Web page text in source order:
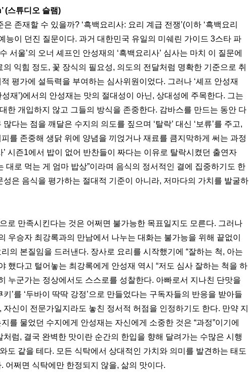
(스튜디오 슬램)
존재할 수 있을까? ‘흑백요리사: 요리 계급 전쟁’(이하 ‘흑백요리
능이 던진 질문이다. 과거 대한민국 유일의 미쉐린 가이드 3스타 파
서울’의 오너 셰프인 안성재의 ‘흑백요리사’ 심사는 마치 이 질문에
익힘 정도, 꽃 장식의 필요성, 의도의 전달처럼 명확한 기준으로 취
평가에 설득력을 부여하는 심사위원이었다. 그러나 ‘셰프 안성재
성재’)에서의 안성재는 맛의 절대성이 아닌, 상대성에 주목한다. 그는
한 개입하지 않고 그들의 방식을 존중한다. 감바스를 만드는 동안 다
다는 점을 깨달은 수지의 의도를 짚으며 ‘탈락’ 대신 ‘보류’를 주고,
를 존중해 생닭 위에 양념을 끼얹거나 재료를 큼지막하게 써는 과정
’ 시즌1에서 밥이 없어 반찬들이 짜다는 이유로 탈락시켰던 출연자
대로 먹는 게 엄마 밥상”이라며 음식의 정서적인 결에 집중하기도 한
성은 음식을 평가하는 절대적 기준이 아니라, 저마다의 가치를 발굴하
로 만족시킨다는 것은 어쩌면 불가능한 목표일지도 모른다. 그러나
우승자 최강록과의 만남에서 나누는 대화는 불가능을 위해 끝없이
의 본질임을 드러낸다. 장사로 요리를 시작했기에 “잘하는 척, 아는
했다고 털어놓는 최강록에게 안성재 역시 “저도 심사 잘하는 척을 하
누군가는 정상에서도 스스로를 성찰한다. 아빠로서 지나친 단맛을
’를 ‘두바이 딱딱 강정’으로 만들었다는 구독자들의 반응을 받아들
신이 전문가일지라도 놓친 정서적 허점을 인정하기도 한다. 만약 지
를 물었던 수지에게 안성재는 자신에게 소중한 것은 “과정”이기에
럼, 결국 완벽한 맛이란 순간의 한입을 향해 달려가는 수많은 시행
도 같을 테다. 모든 식탁에서 상대적인 가치와 의미를 발견하는 태도
어쩌면 식탁에만 한정되지 않을, 삶의 맛이다.